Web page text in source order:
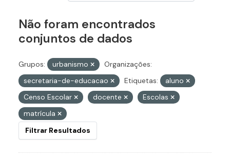
Não foram encontrados
conjuntos de dados
Grupos: urbanismo
Organizações:
secretaria-de-educacao
Etiquetas:
aluno
Censo Escolar
docente
Escolas
matrícula
Filtrar Resultados